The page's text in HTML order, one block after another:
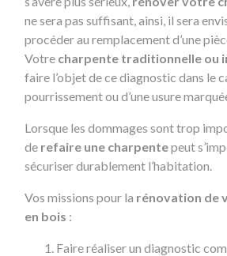
ne sera pas suffisant, ainsi, il sera
procéder au remplacement d’une
Votre charpente traditionnelle ou
faire l’objet de ce diagnostic dans le
pourrissement ou d’une usure
Lorsque les dommages sont trop
de refaire une charpentepeut
sécuriser durablement l’habitation.
Vos missions pour la rénovation de
en bois :
Faire réaliser un diagnostic